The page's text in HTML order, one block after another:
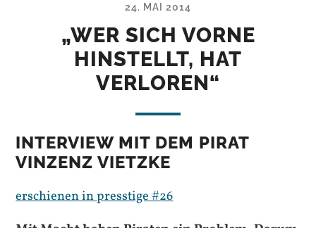
24. MAI 2014
„WER SICH VORNE
HINSTELLT, HAT
VERLOREN“
INTERVIEW MIT DEM PIRAT
VINZENZ VIETZKE
erschienen in presstige #26